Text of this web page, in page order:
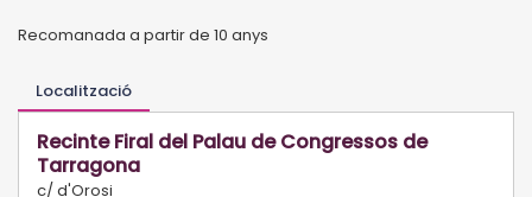
Recomanada a partir de 10 anys
Localització
Recinte Firal del Palau de Congressos de
Tarragona
c/ d'Orosi